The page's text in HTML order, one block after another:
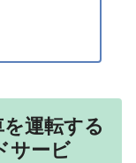
を運転する
サービ